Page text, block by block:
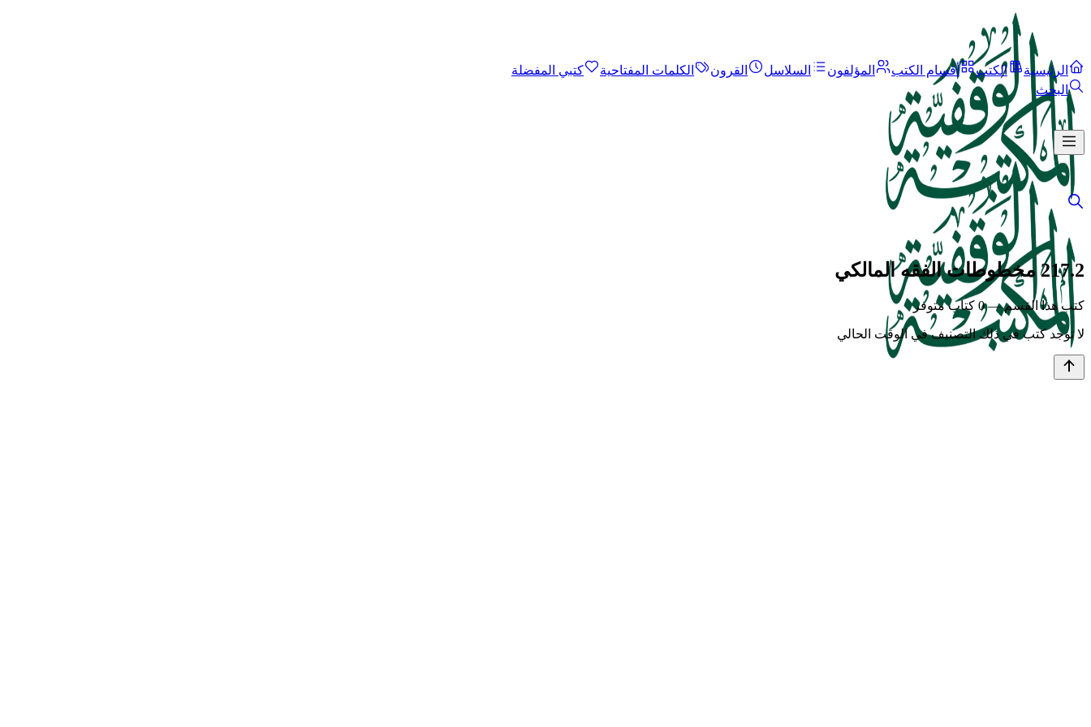
الرئيسية الكتب أقسام الكتب المؤلفون السلاسل القرون الكلمات المفتاحية
كتبي المفضلة
البحث
217.2 مخطوطات الفقه المالكي
كتب هذا القسم — 0 كتاب متوفر
لا توجد كتب في ذلك التصنيف في الوقت الحالي